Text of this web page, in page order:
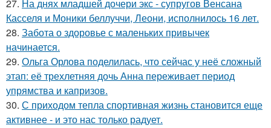
27. На днях младшей дочери экс - супругов Венсана
Касселя и Моники беллуччи, Леони, исполнилось 16 лет.
28. Забота о здоровье с маленьких привычек
начинается.
29. Ольга Орлова поделилась, что сейчас у неё сложный
этап: её трехлетняя дочь Анна переживает период
упрямства и капризов.
30. С приходом тепла спортивная жизнь становится еще
активнее - и это нас только радует.